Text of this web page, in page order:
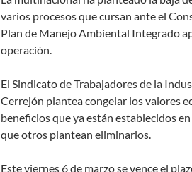
varios procesos que cursan ante el
Plan de Manejo Ambiental Integrado
operación.
El Sindicato de Trabajadores de la
Cerrejón plantea congelar los valores
beneficios que ya están establecidos
que otros plantean eliminarlos.
Este viernes 6 de marzo se vence el